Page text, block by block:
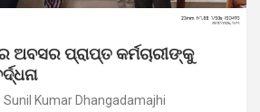
ଅବସର ପ୍ରାପ୍ତ କର୍ମଚାରୀଙ୍କୁ
Sunil Kumar Dhangadamajhi